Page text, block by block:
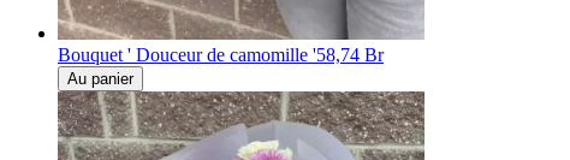
Bouquet ' Douceur de camomille '58,74 Br
Au panier